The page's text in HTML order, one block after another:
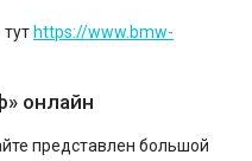
https://www.bmw-
онлайн
представлен большой